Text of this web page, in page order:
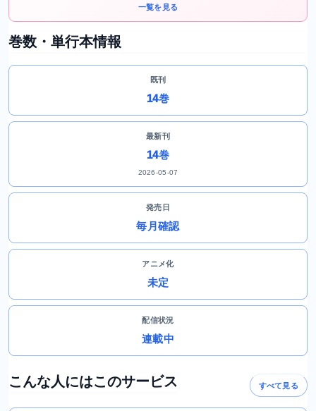
一覧を見る
巻数・単行本情報
既刊
14巻
最新刊
14巻
2026-05-07
発売日
毎月確認
アニメ化
未定
配信状況
連載中
こんな人にはこのサービス すべて見る